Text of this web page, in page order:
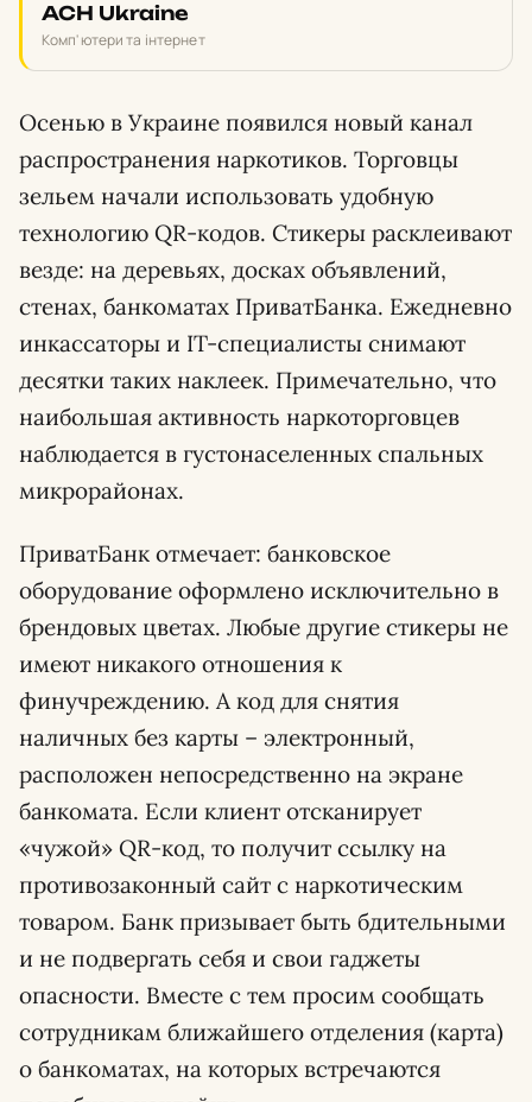
ACH Ukraine
Комп'ютери та інтернет
Осенью в Украине появился новый канал
распространения наркотиков. Торговцы
зельем начали использовать удобную
технологию QR-кодов. Стикеры расклеивают
везде: на деревьях, досках объявлений,
стенах, банкоматах ПриватБанка. Ежедневно
инкассаторы и IT-специалисты снимают
десятки таких наклеек. Примечательно, что
наибольшая активность наркоторговцев
наблюдается в густонаселенных спальных
микрорайонах.
ПриватБанк отмечает: банковское
оборудование оформлено исключительно в
брендовых цветах. Любые другие стикеры не
имеют никакого отношения к
финучреждению. А код для снятия
наличных без карты – электронный,
расположен непосредственно на экране
банкомата. Если клиент отсканирует
«чужой» QR-код, то получит ссылку на
противозаконный сайт с наркотическим
товаром. Банк призывает быть бдительными
и не подвергать себя и свои гаджеты
опасности. Вместе с тем просим сообщать
сотрудникам ближайшего отделения (карта)
о банкоматах, на которых встречаются